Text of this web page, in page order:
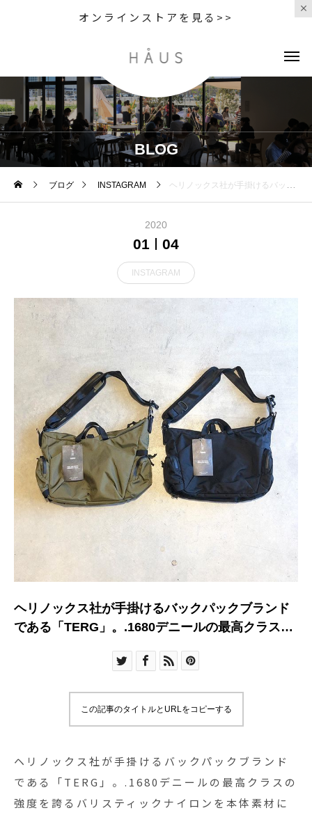
オンラインストアを見る>>
BLOG
ブログ INSTAGRAM ヘリノックス社が手掛けるバックパックブランドである「TERG」。.1680デニールの最高クラスの強度を誇るバリスティックナイロンを本体素材にした、TERGのHOBO BAGが新たに入荷しました。MISTERY RANCHも採用しているマグネット式のアタッチメントをストラップ部分に使用するなど、本格的なディテールが随所に散りばめられたプロダクト。カメラやパソコンなど精密機器を持ち運びするのにもおすすめです。.#terg#helinox#hobobag#haus #haus_matsue #hausmatsue #松江カフェ #島根カフェ #松江旅行#島根旅行#松江 #島根 #山陰
2020
01 04
INSTAGRAM
ヘリノックス社が手掛けるバックパックブランド
である「TERG」。.1680デニールの最高クラスの
した、TERGのHOBO BAGが新たに入荷しまし
式のアタッチメントをストラップ部分に使用する
持ち運びするのにもおすすめで
す。.#terg#helinox#hobobag#haus
#haus_matsue #hausmatsue #松江カフェ #島根
この記事のタイトルとURLをコピーする
ヘリノックス社が手掛けるバックパックブランド
である「TERG」。.1680デニールの最高クラスの
強度を誇るバリスティックナイロンを本体素材に